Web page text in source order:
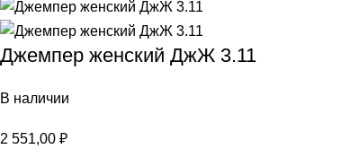
Джемпер женский ДжЖ 3.11
В наличии
2 551,00 ₽